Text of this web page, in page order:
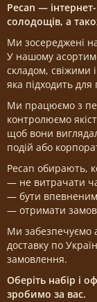
Pecan —
солодощів, а
Ми зосереджені на
У нашому
складом, свіжими
яка підходить
Ми працюємо з
контролюємо
щоб вони
подій або
Pecan обирають,
— не витрачати
— бути
— отримати
Ми забезпечуємо
доставку по
замовлення.
Оберіть набір і
зробимо за вас.